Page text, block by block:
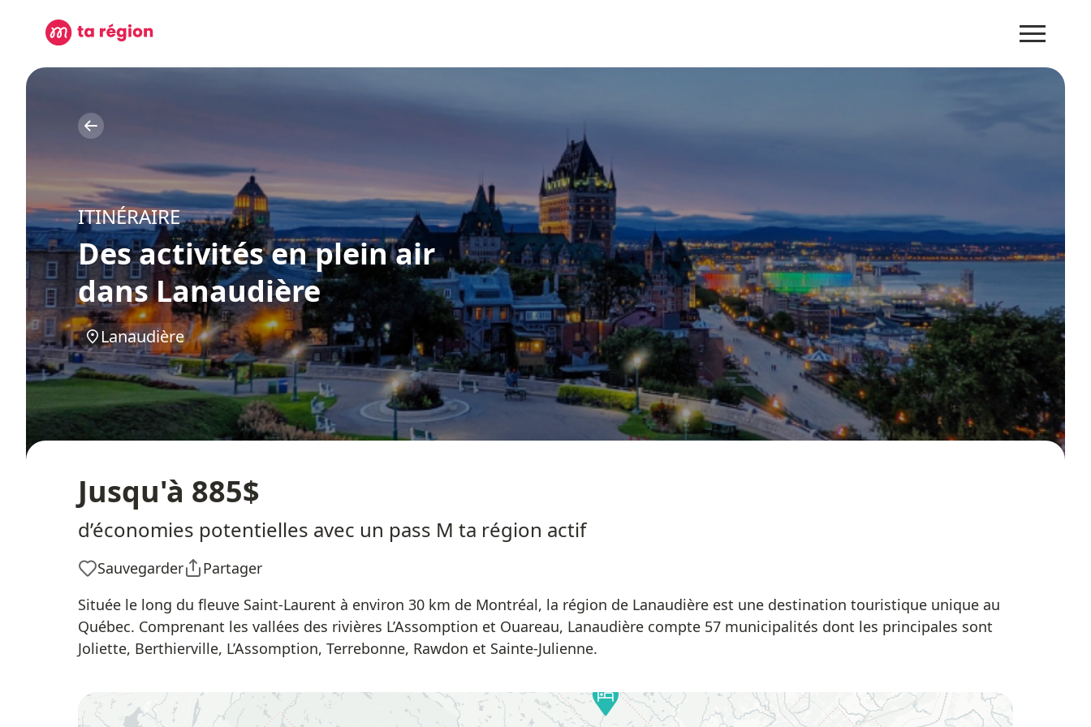
ITINÉRAIRE
Des activités en plein air
dans Lanaudière
Lanaudière
Jusqu'à 885$
d’économies potentielles avec un pass M ta région actif
Sauvegarder
Partager
Située le long du fleuve Saint-Laurent à environ 30 km de Montréal, la région de Lanaudière est une destination touristique unique au
Québec. Comprenant les vallées des rivières L’Assomption et Ouareau, Lanaudière compte 57 municipalités dont les principales sont
Joliette, Berthierville, L’Assomption, Terrebonne, Rawdon et Sainte-Julienne.